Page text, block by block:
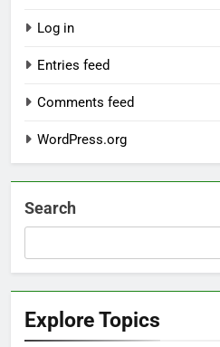
Log in
Entries feed
Comments feed
WordPress.org
Search
Explore Topics